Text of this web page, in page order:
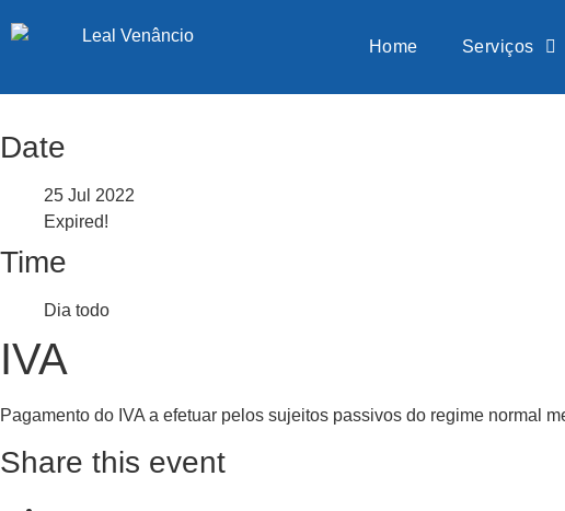
Home Serviços
Date
25 Jul 2022
Expired!
Time
Dia todo
IVA
Pagamento do IVA a efetuar pelos sujeitos passivos do regime normal
Share this event